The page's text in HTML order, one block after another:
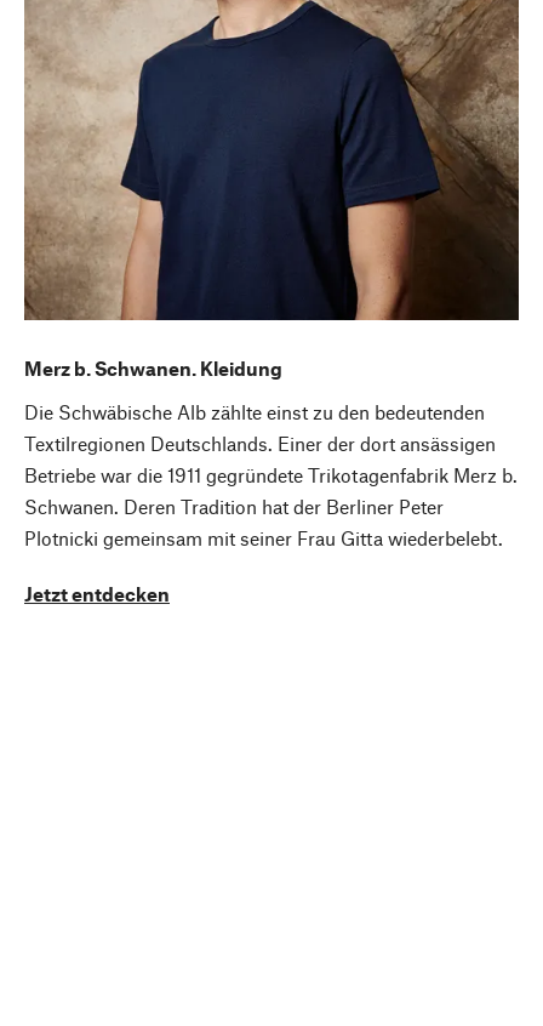
Merz b. Schwanen. Kleidung
Die Schwäbische Alb zählte einst zu den bedeutenden
Textilregionen Deutschlands. Einer der dort ansässigen
Betriebe war die 1911 gegründete Trikotagenfabrik Merz b.
Schwanen. Deren Tradition hat der Berliner Peter
Plotnicki gemeinsam mit seiner Frau Gitta wiederbelebt.
Jetzt entdecken